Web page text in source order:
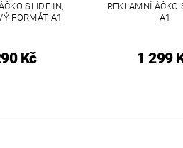
SLIDE IN,
FORMÁT A1
Kč
REKLAMNÍ ÁČKO
A1
1 299